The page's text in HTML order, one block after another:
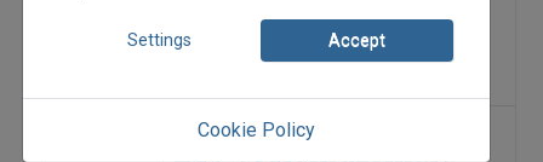
Kóka Rozália
Egy végigmuzsikált
Settings Accept
Cookie Policy